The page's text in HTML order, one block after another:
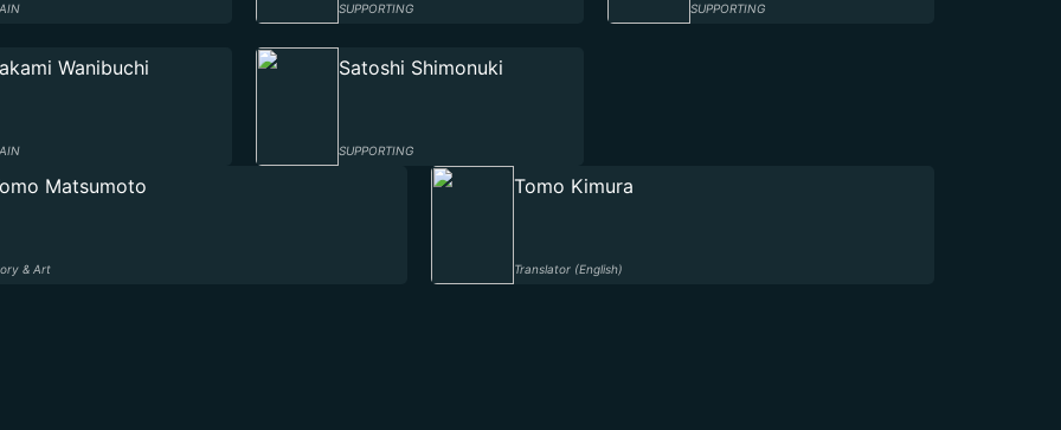
SUPPORTING SUPPORTING
Wanibuchi Satoshi Shimonuki
SUPPORTING
Matsumoto
& Art
Tomo Kimura
Translator (English)